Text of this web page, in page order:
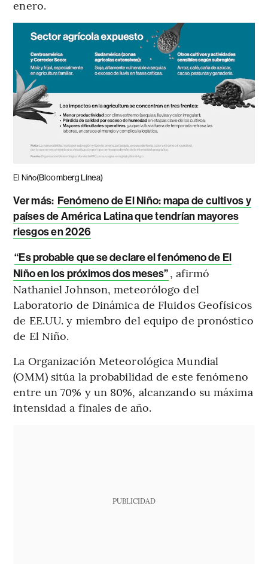
enero.
El Niño(Bloomberg Línea)
Ver más: Fenómeno de El Niño: mapa de cultivos y
países de América Latina que tendrían mayores
riesgos en 2026
“Es probable que se declare el fenómeno de El
Niño en los próximos dos meses”, afirmó
Nathaniel Johnson, meteorólogo del
Laboratorio de Dinámica de Fluidos Geofísicos
de EE.UU. y miembro del equipo de pronóstico
de El Niño.
La Organización Meteorológica Mundial
(OMM) sitúa la probabilidad de este fenómeno
entre un 70% y un 80%, alcanzando su máxima
intensidad a finales de año.
PUBLICIDAD